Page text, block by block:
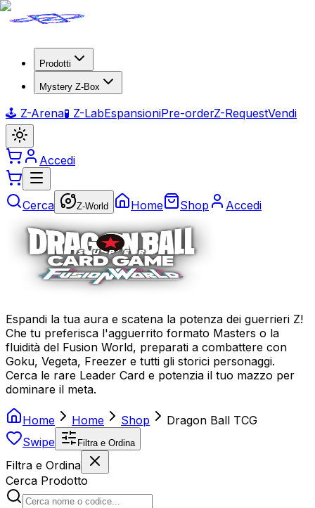
Prodotti
Mystery Z-Box
🕹️ Z-Arena🧪 Z-LabEspansioniPre-orderZ-RequestVendi
Accedi
Cerca Z-World Home Shop Accedi
Espandi la tua aura e scatena la potenza dei guerrieri Z!
Che tu preferisca l'agguerrito formato Masters o la
fluidità del Fusion World, preparati a combattere con
Goku, Vegeta, Freezer e tutti gli storici personaggi.
Cerca le rare Leader Card e potenzia il tuo mazzo per
dominare il meta.
Home Home Shop
Dragon Ball TCG
Swipe
Filtra e Ordina
Filtra e Ordina
Cerca Prodotto